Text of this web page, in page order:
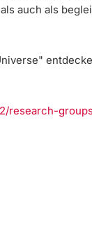
auch als
research-